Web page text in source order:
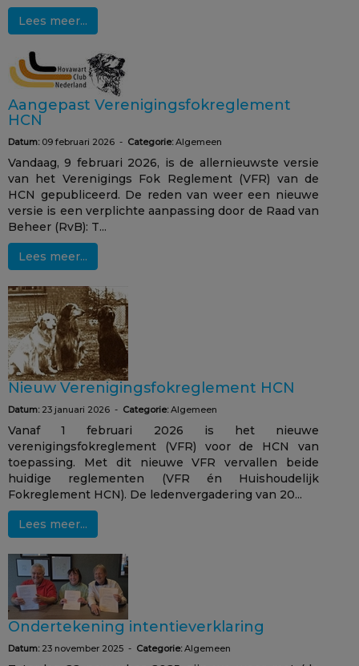
Lees meer...
Aangepast Verenigingsfokreglement
HCN
Datum:09 februari 2026 - Categorie:Algemeen
Vandaag, 9 februari 2026, is de allernieuwste versie
van het Verenigings Fok Reglement (VFR) van de
HCN gepubliceerd. De reden van weer een nieuwe
versie is een verplichte aanpassing door de Raad van
Beheer (RvB): T...
Lees meer...
Nieuw Verenigingsfokreglement HCN
Datum:23 januari 2026 - Categorie:Algemeen
Vanaf 1 februari 2026 is het nieuwe
verenigingsfokreglement (VFR) voor de HCN van
toepassing. Met dit nieuwe VFR vervallen beide
huidige reglementen (VFR én Huishoudelijk
Fokreglement HCN). De ledenvergadering van 20...
Lees meer...
Ondertekening intentieverklaring
Datum:23 november 2025 - Categorie:Algemeen